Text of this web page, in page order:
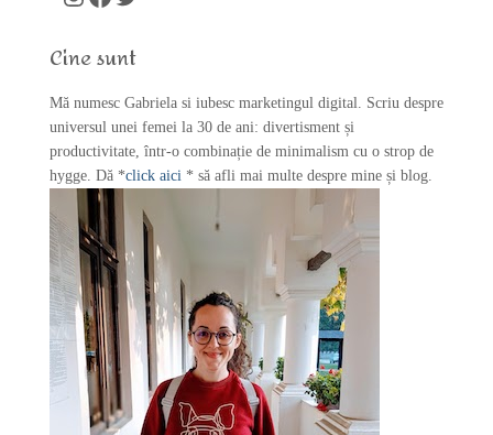
o
:
Cine sunt
Mă numesc Gabriela si iubesc marketingul digital. Scriu despre
universul unei femei la 30 de ani: divertisment și
productivitate, într-o combinație de minimalism cu o strop de
hygge. Dă *click aici * să afli mai multe despre mine și blog.